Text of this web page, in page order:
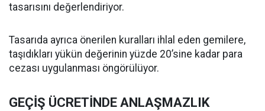
tasarısını değerlendiriyor.
Tasarıda ayrıca önerilen kuralları ihlal eden gemilere,
taşıdıkları yükün değerinin yüzde 20’sine kadar para
cezası uygulanması öngörülüyor.
GEÇİŞ ÜCRETİNDE ANLAŞMAZLIK